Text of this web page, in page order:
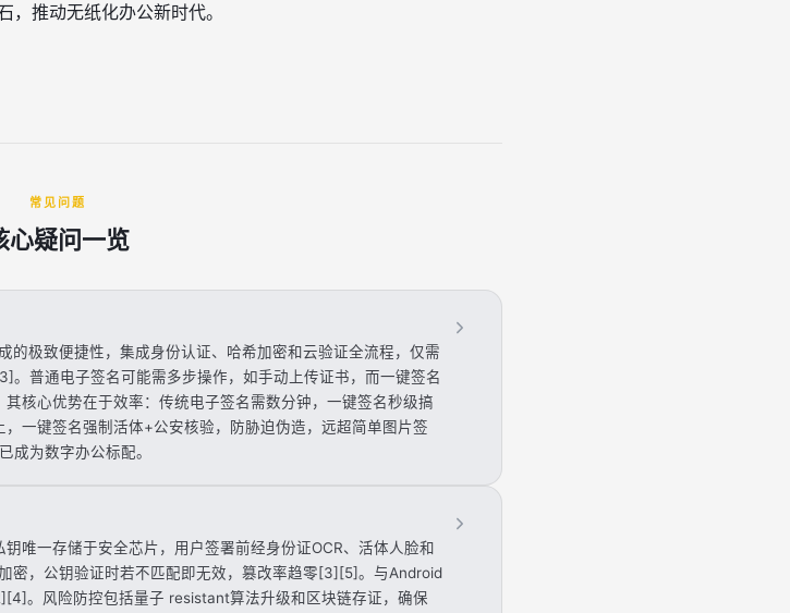
推动无纸化办公新时代。
常见问题
心疑问一览
的极致便捷性，集成身份认证、哈希加密和云验证全流程，仅需
。普通电子签名可能需多步操作，如手动上传证书，而一键签名
核心优势在于效率：传统电子签名需数分钟，一键签名秒级搞
一键签名强制活体+公安核验，防胁迫伪造，远超简单图片签
成为数字办公标配。
唯一存储于安全芯片，用户签署前经身份证OCR、活体人脸和
密，公钥验证时若不匹配即无效，篡改率趋零[3][5]。与Android
。风险防控包括量子 resistant算法升级和区块链存证，确保